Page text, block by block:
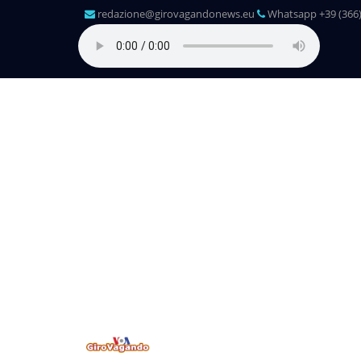
redazione@girovagandonews.eu Whatsapp +39